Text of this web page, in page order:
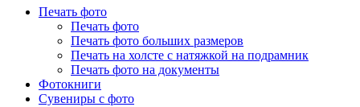
Печать фото
Печать фото
Печать фото больших размеров
Печать на холсте с натяжкой на подрамник
Печать фото на документы
Фотокниги
Сувениры с фото